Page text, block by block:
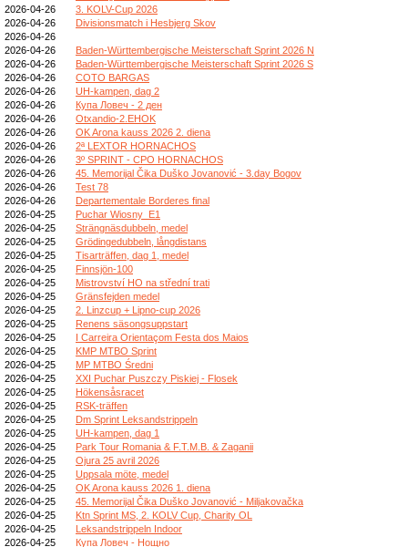
2026-04-26
3. KOLV-Cup 2026
2026-04-26
Divisionsmatch i Hesbjerg Skov
2026-04-26
2026-04-26
Baden-Württembergische Meisterschaft Sprint 2026 N
2026-04-26
Baden-Württembergische Meisterschaft Sprint 2026 S
2026-04-26
COTO BARGAS
2026-04-26
UH-kampen, dag 2
2026-04-26
Купа Ловеч - 2 ден
2026-04-26
Otxandio-2.EHOK
2026-04-26
OK Arona kauss 2026 2. diena
2026-04-26
2ª LEXTOR HORNACHOS
2026-04-26
3º SPRINT - CPO HORNACHOS
2026-04-26
45. Memorijal Čika Duško Jovanović - 3.day Bogov
2026-04-26
Test 78
2026-04-26
Departementale Borderes final
2026-04-25
Puchar Wiosny_E1
2026-04-25
Strängnäsdubbeln, medel
2026-04-25
Grödingedubbeln, långdistans
2026-04-25
Tisarträffen, dag 1, medel
2026-04-25
Finnsjön-100
2026-04-25
Mistrovství HO na střední trati
2026-04-25
Gränsfejden medel
2026-04-25
2. Linzcup + Lipno-cup 2026
2026-04-25
Renens säsongsuppstart
2026-04-25
I Carreira Orientaçom Festa dos Maios
2026-04-25
KMP MTBO Sprint
2026-04-25
MP MTBO Średni
2026-04-25
XXI Puchar Puszczy Piskiej - Flosek
2026-04-25
Hökensåsracet
2026-04-25
RSK-träffen
2026-04-25
Dm Sprint Leksandstrippeln
2026-04-25
UH-kampen, dag 1
2026-04-25
Park Tour Romania & F.T.M.B. & Zaganii
2026-04-25
Ojura 25 avril 2026
2026-04-25
Uppsala möte, medel
2026-04-25
OK Arona kauss 2026 1. diena
2026-04-25
45. Memorijal Čika Duško Jovanović - Miljakovačka
2026-04-25
Ktn Sprint MS, 2. KOLV Cup, Charity OL
2026-04-25
Leksandstrippeln Indoor
2026-04-25
Купа Ловеч - Нощно